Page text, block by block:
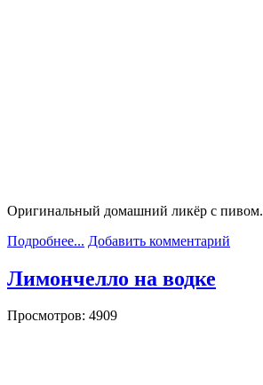
Оригинальный домашний ликёр с пивом.
Подробнее... Добавить комментарий
Лимончелло на водке
Просмотров: 4909